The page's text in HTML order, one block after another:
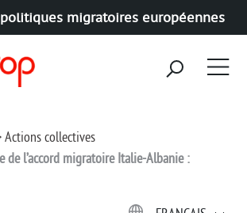
migratoires européennes
Actions collectives
de l’accord migratoire Italie-Albanie :